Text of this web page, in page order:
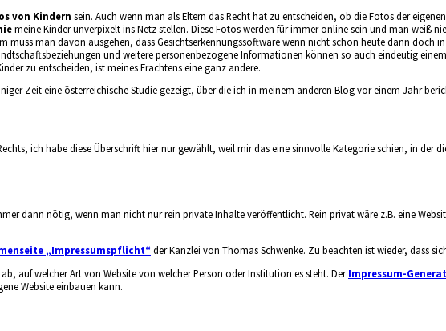
von Kindern sein. Auch wenn man als Eltern das Recht hat zu entscheiden, ob die Fotos der
meine Kinder unverpixelt ins Netz stellen. Diese Fotos werden für immer online sein und man weiß
man davon ausgehen, dass Gesichtserkennungssoftware wenn nicht schon heute dann doch
und weitere personenbezogene Informationen können so auch eindeutig
zu entscheiden, ist meines Erachtens eine ganz andere.
Zeit eine österreichische Studie gezeigt, über die ich in meinem anderen Blog vor einem Jahr
ich habe diese Überschrift hier nur gewählt, weil mir das eine sinnvolle Kategorie schien, in der
dann nötig, wenn man nicht nur rein private Inhalte veröffentlicht. Rein privat wäre z.B. eine
„Impressumspflicht“ der Kanzlei von Thomas Schwenke. Zu beachten ist wieder, dass
auf welcher Art von Website von welcher Person oder Institution es steht. DerImpressum-
Website einbauen kann.